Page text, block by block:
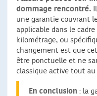
dommage rencontré.
une garantie couvrant
applicable dans le
kilométrage, ou
changement est que
être ponctuelle et ne
classique active tout au
En conclusion : la